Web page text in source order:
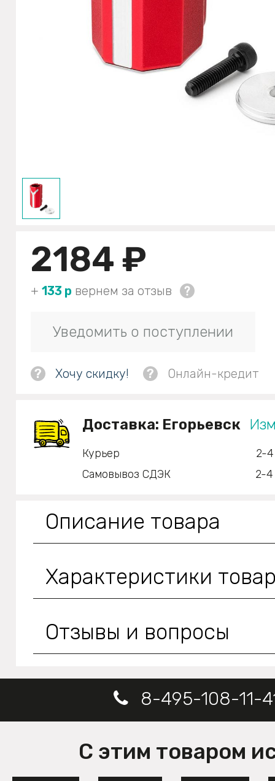
2184 ₽
+ 133 р вернем за отзыв
Уведомить о поступлении
? Хочу скидку! ? Онлайн-кредит
Доставка: Егорьевск
Курьер
2-
Самовывоз СДЭК
2-4
Описание товара
Характеристики
Отзывы и вопросы
8-495-108-11-
С этим товаром